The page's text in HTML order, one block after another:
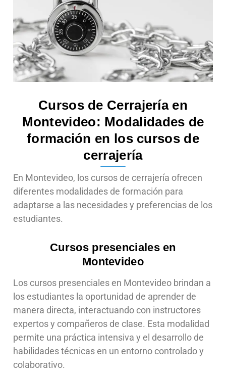
Cursos de Cerrajería en
Montevideo: Modalidades de
formación en los cursos de
cerrajería
En Montevideo, los cursos de cerrajería ofrecen
diferentes modalidades de formación para
adaptarse a las necesidades y preferencias de los
estudiantes.
Cursos presenciales en
Montevideo
Los cursos presenciales en Montevideo brindan a
los estudiantes la oportunidad de aprender de
manera directa, interactuando con instructores
expertos y compañeros de clase. Esta modalidad
permite una práctica intensiva y el desarrollo de
habilidades técnicas en un entorno controlado y
colaborativo.